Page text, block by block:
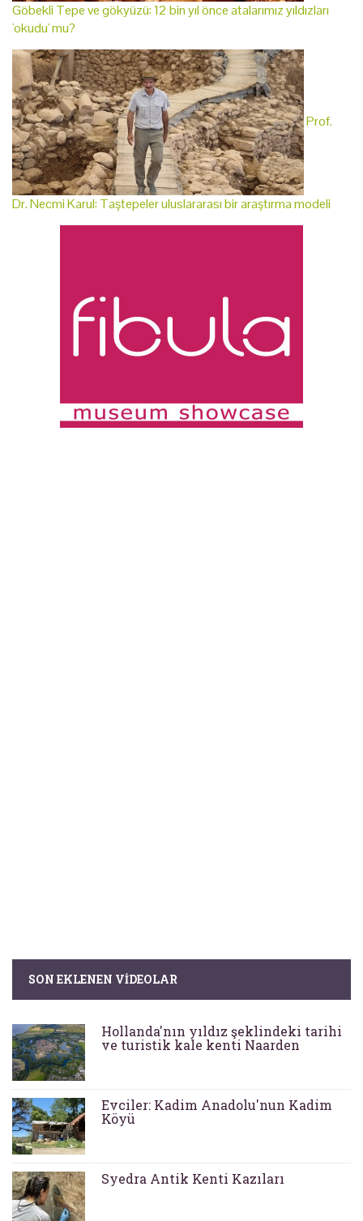
Göbekli Tepe ve gökyüzü: 12 bin yıl önce atalarımız yıldızları
'okudu' mu?
Prof.
Dr. Necmi Karul: Taştepeler uluslararası bir araştırma modeli
SON EKLENEN VIDEOLAR
Hollanda'nın yıldız şeklindeki tarihi
ve turistik kale kenti Naarden
Evciler: Kadim Anadolu'nun Kadim
Köyü
Syedra Antik Kenti Kazıları